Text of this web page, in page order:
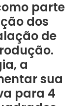
parte
dos
de
a
sua
para 4